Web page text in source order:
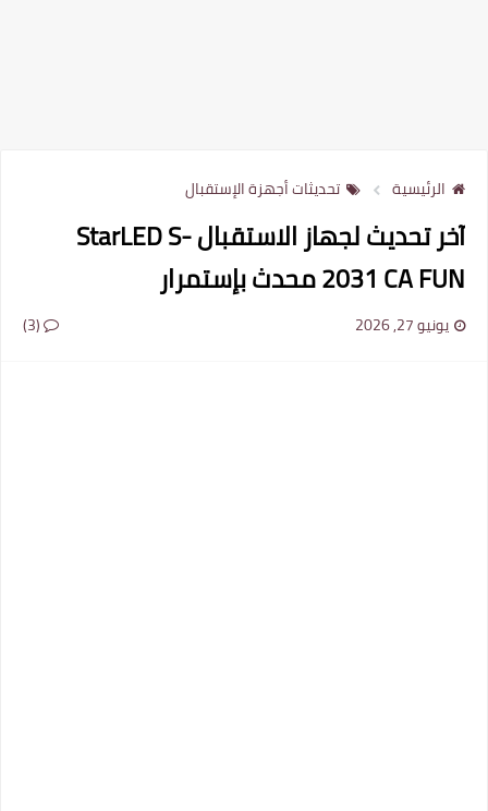
الرئيسية تحديثات أجهزة الإستقبال
آخر تحديث لجهاز الاستقبال StarLED S-
2031 CA FUN محدث بإستمرار
يونيو 27, 2026 (3)